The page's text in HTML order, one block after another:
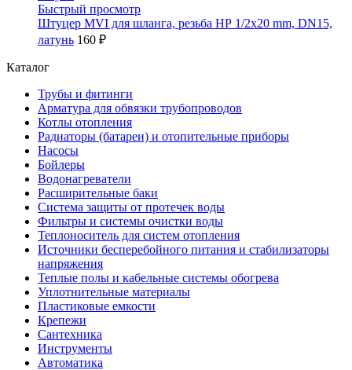
Быстрый просмотр
Штуцер MVI для шланга, резьба НР 1/2x20 mm, DN15,
латунь 160 ₽
Каталог
Трубы и фитинги
Арматура для обвязки трубопроводов
Котлы отопления
Радиаторы (батареи) и отопительные приборы
Насосы
Бойлеры
Водонагреватели
Расширительные баки
Система защиты от протечек воды
Фильтры и системы очистки воды
Теплоноситель для систем отопления
Источники бесперебойного питания и стабилизаторы
напряжения
Теплые полы и кабельные системы обогрева
Уплотнительные материалы
Пластиковые емкости
Крепежи
Сантехника
Инструменты
Автоматика